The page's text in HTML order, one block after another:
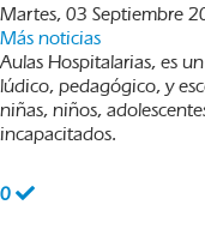
Martes, 03 Septiembre
Más noticias
Aulas Hospitalarias, es
lúdico, pedagógico, y
niñas, niños,
incapacitados.
0